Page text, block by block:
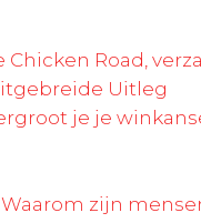
Road,
Uitleg
je je
zijn